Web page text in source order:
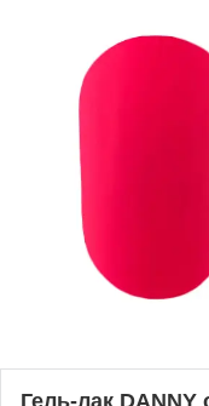
Гель-лак